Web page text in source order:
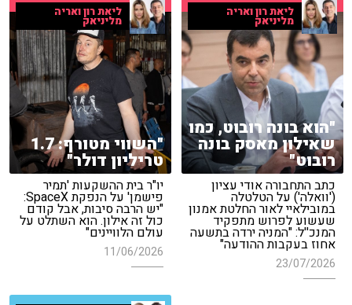
ליאת רון ואריה
מליניאק
"הוא בונה רובוט, כמו
שאילון מאסק בונה
רובוט"
כתב התחבורה אודי עציון
('וואלה') על הטלטלה
במובילאיי לאור החלטת אמנון
שעשוע לפרוש מתפקיד
המנכ''ל: "המניה ירדה בתשעה
אחוז בעקבות ההודעה"
23/07/2026
ליאת רון ואריה
מליניאק
"השווי מטורף: 1.7
טריליון דולר"
יו"ר בית ההשקעות 'תמיר
פישמן' על הנפקת SpaceX:
"יש הרבה סיבות, אבל קודם
כול זה אילון. הוא השתלט על
עולם הלוויינים"
11/06/2026